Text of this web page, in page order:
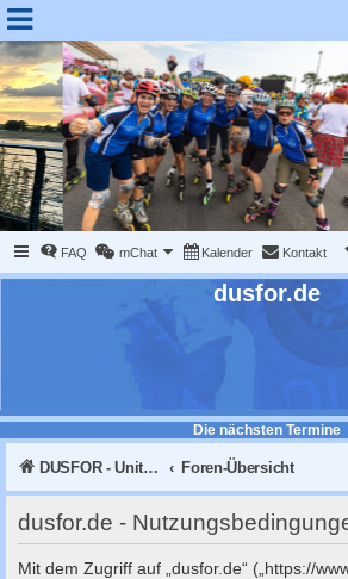
FAQ mChat Kalender Kontakt
dusfor.de
Die nächsten Termine
DUSFOR - United Sk8 Nations :: Inline skaten in Düsseldorf Foren-Übersicht
dusfor.de -
Mit dem Zugriff auf „dusfor.de“ („https://